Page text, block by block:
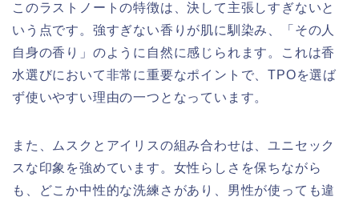
このラストノートの特徴は、決して主張しすぎないと
いう点です。強すぎない香りが肌に馴染み、「その人
自身の香り」のように自然に感じられます。これは香
水選びにおいて非常に重要なポイントで、TPOを選ば
ず使いやすい理由の一つとなっています。
また、ムスクとアイリスの組み合わせは、ユニセック
スな印象を強めています。女性らしさを保ちながら
も、どこか中性的な洗練さがあり、男性が使っても違